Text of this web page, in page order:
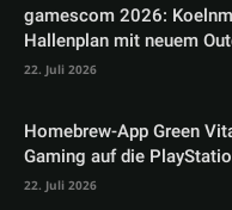
gamescom 2026:
Hallenplan mit neuem
22. Juli 2026
Homebrew-App Green
Gaming auf die
22. Juli 2026